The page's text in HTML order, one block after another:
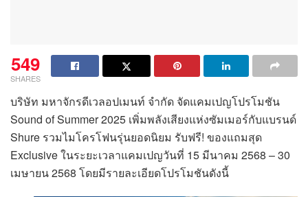
549
SHARES
บริษัท มหาจักรดีเวลอปเมนท์ จำกัด จัดแคมเปญโปรโมชัน
Sound of Summer 2025 เพิ่มพลังเสียงแห่งซัมเมอร์กับแบรนด์
Shure รวมไมโครโฟนรุ่นยอดนิยม รับฟรี! ของแถมสุด
Exclusive ในระยะเวลาแคมเปญวันที่ 15 มีนาคม 2568 – 30
เมษายน 2568 โดยมีรายละเอียดโปรโมชันดังนี้